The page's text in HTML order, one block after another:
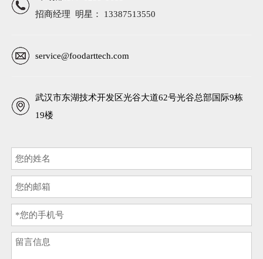
招商经理 明星： 13387513550
service@foodarttech.com
武汉市东湖技术开发区光谷大道62号光谷总部国际9栋
19楼